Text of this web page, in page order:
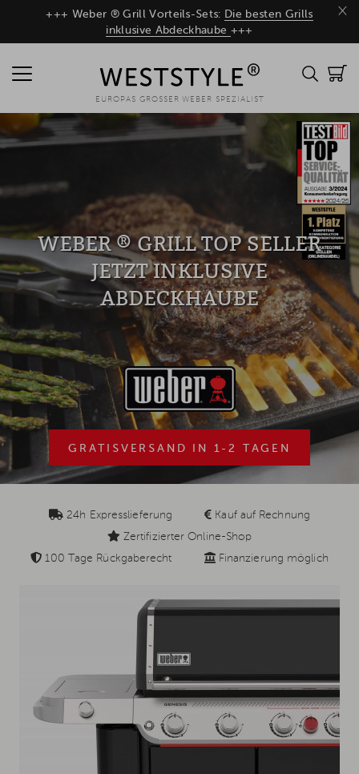
×
+++ Weber ® Grill Vorteils-Sets: Die besten Grills
inklusive Abdeckhaube +++
EUROPAS GROSSER WEBER SPEZIALIST
WEBER ® GRILL TOP SELLER
JETZT INKLUSIVE
ABDECKHAUBE
GRATISVERSAND IN 1-2 TAGEN
24h Expresslieferung
Kauf auf Rechnung
Zertifizierter Online-Shop
100 Tage Rückgaberecht
Finanzierung möglich